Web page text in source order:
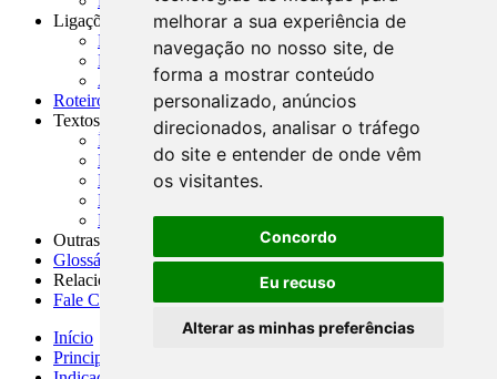
melhorar a sua experiência de
navegação no nosso site, de
forma a mostrar conteúdo
personalizado, anúncios
direcionados, analisar o tráfego
do site e entender de onde vêm
os visitantes.
Concordo
Eu recuso
Alterar as minhas preferências
Ligações Externas
Links Úteis
Presidência da República
Agências Nacionais Reguladoras
Roteiros para Estudos
Textos
Índice de Textos
Editorial
Monografias
Na Imprensa
Fórum de Discussão
Outras ferramentas
Glossário
Relacionamento
Fale Conosco
Início
Principais notícias